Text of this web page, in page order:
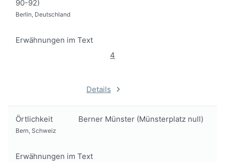
90-92)
Berlin, Deutschland
Erwähnungen im Text
4
Details
Örtlichkeit Berner Münster (Münsterplatz null)
Bern, Schweiz
Erwähnungen im Text